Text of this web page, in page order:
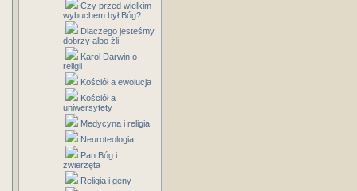
Czy przed wielkim
wybuchem był Bóg?
Dlaczego jesteśmy
dobrzy albo źli
Karol Darwin o
religii
Kościół a ewolucja
Kościół a
uniwersytety
Medycyna i religia
Neuroteologia
Pan Bóg i
zwierzęta
Religia i geny